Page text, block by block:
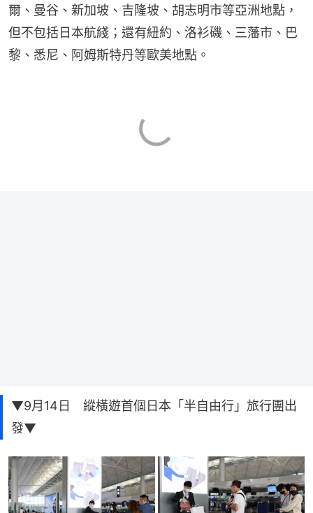
爾、曼谷、新加坡、吉隆坡、胡志明市等亞洲地點，
但不包括日本航綫；還有紐約、洛衫磯、三藩市、巴
黎、悉尼、阿姆斯特丹等歐美地點。
▼9月14日 縱橫遊首個日本「半自由行」旅行團出
發▼